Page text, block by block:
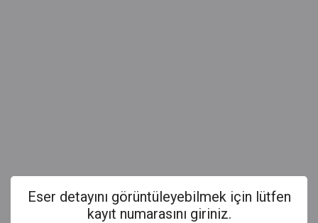
Eser detayını görüntüleyebilmek için lütfen
kayıt numarasını giriniz.